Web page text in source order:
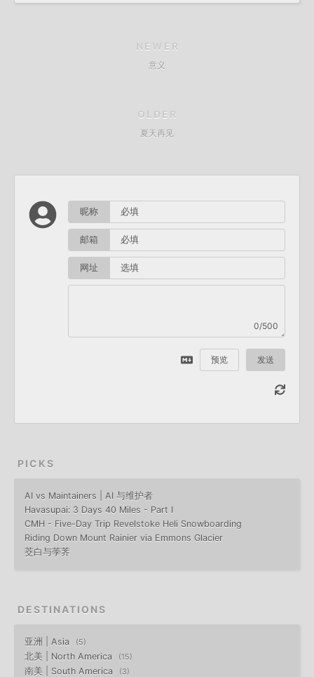
NEWER
意义
OLDER
夏天再见
昵称
邮箱
网址
0/500
预览 发送
PICKS
AI vs Maintainers | AI 与维护者
Havasupai: 3 Days 40 Miles - Part I
CMH - Five-Day Trip Revelstoke Heli Snowboarding
Riding Down Mount Rainier via Emmons Glacier
茭白与荸荠
DESTINATIONS
亚洲 | Asia 5
北美 | North America 15
南美 | South America 3